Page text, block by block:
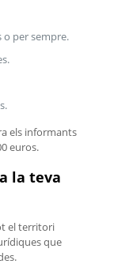
o per sempre.
els informants
euros.
la teva
el territori
que